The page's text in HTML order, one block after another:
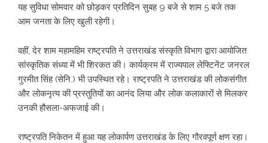
यह सुविधा सोमवार को छोड़कर प्रतिदिन सुबह 9 बजे से शाम 5 बजे तक
आम जनता के लिए खुली रहेगी।
वहीं, देर शाम महामहिम राष्ट्रपति ने उत्तराखंड संस्कृति विभाग द्वारा आयोजित
सांस्कृतिक संध्या में भी शिरकत की। कार्यक्रम में राज्यपाल लेफ्टिनेंट जनरल
गुरमीत सिंह (सेनि.) भी उपस्थित रहे। राष्ट्रपति ने उत्तराखंड की लोकसंगीत
और लोकनृत्य की प्रस्तुतियों का आनंद लिया और लोक कलाकारों से मिलकर
उनकी हौसला-अफजाई की।
राष्ट्रपति निकेतन में हुआ यह लोकार्पण उत्तराखंड के लिए गौरवपूर्ण क्षण रहा।